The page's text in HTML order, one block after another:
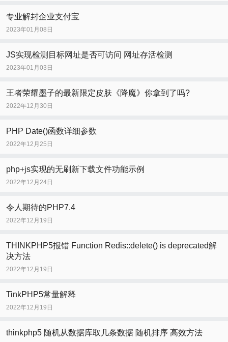
专业解封企业支付宝
2023年01月08日
JS实现检测目标网址是否可访问 网址存活检测
2023年01月03日
王者荣耀墨子的最新限定皮肤《降魔》你拿到了吗?
2022年12月30日
PHP Date()函数详细参数
2022年12月25日
php+js实现的无刷新下载文件功能示例
2022年12月24日
令人期待的PHP7.4
2022年12月19日
THINKPHP5报错 Function Redis::delete() is deprecated解
决方法
2022年12月19日
TinkPHP5常量解释
2022年12月19日
thinkphp5 随机从数据库取几条数据 随机排序 高效方法